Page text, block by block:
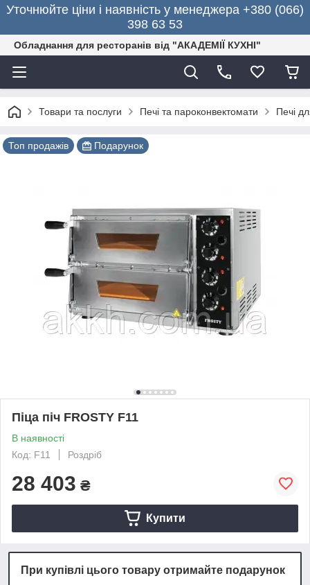
Уточнюйте ціни і наявність у менеджера +380 (066)
398 63 53
Обладнання для ресторанів від "АКАДЕМІЇ КУХНІ"
Товари та послуги Печі та пароконвектомати Печі
Топ продажів Подарунок
Піца піч FROSTY F11
В наявності
Код: F11
Роздріб
28 403 ₴
Купити
При купівлі цього товару отримайте подарунок